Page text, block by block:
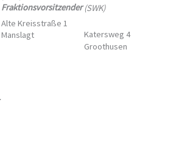
Fraktionsvorsitzender
Alte Kreisstraße 1
Manslagt
(SWK)
Katersweg 4
Groothusen